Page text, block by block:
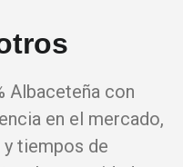
Albaceteña con
en el mercado,
tiempos de